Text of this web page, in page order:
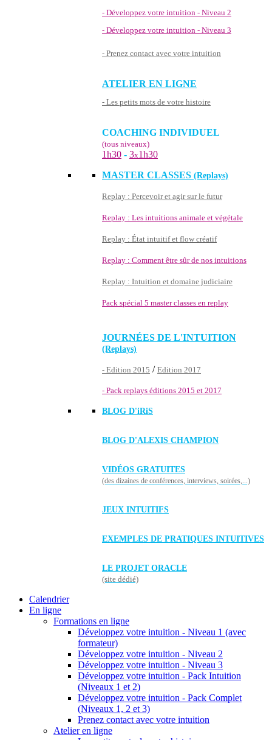
- Développez votre intuition - Niveau 2
- Développez votre intuition - Niveau 3
- Prenez contact avec votre intuition
ATELIER EN LIGNE
- Les petits mots de votre histoire
COACHING INDIVIDUEL
(tous niveaux)
1h30 - 3x1h30
MASTER CLASSES (Replays)
Replay : Percevoir et agir sur le futur
Replay : Les intuitions animale et végétale
Replay : État intuitif et flow créatif
Replay : Comment être sûr de nos intuitions
Replay : Intuition et domaine judiciaire
Pack spécial 5 master classes en replay
JOURNÉES DE L'INTUITION
(Replays)
- Edition 2015 / Edition 2017
- Pack replays éditions 2015 et 2017
BLOG D'iRiS
BLOG D'ALEXIS CHAMPION
VIDÉOS GRATUITES
(des dizaines de conférences, interviews, soirées,...)
JEUX INTUITIFS
EXEMPLES DE PRATIQUES INTUITIVES
LE PROJET ORACLE
(site dédié)
Calendrier
En ligne
Formations en ligne
Développez votre intuition - Niveau 1 (avec
formateur)
Développez votre intuition - Niveau 2
Développez votre intuition - Niveau 3
Développez votre intuition - Pack Intuition
(Niveaux 1 et 2)
Développez votre intuition - Pack Complet
(Niveaux 1, 2 et 3)
Prenez contact avec votre intuition
Atelier en ligne